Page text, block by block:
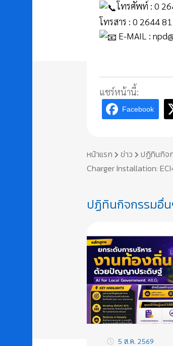
โทรศัพท์ : 0
โทรสาร : 0 2644
E-MAIL :
แชร์หน้านี้:
Facebook
หน้าแรก ข่าว ปฏิทินกิจ
Charger Installation:
ปฏิทินกิจกรรมอื่
5 ส.ค. 2569